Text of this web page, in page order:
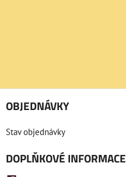
OBJEDNÁVKY
Stav objednávky
DOPLŇKOVÉ INFORMACE